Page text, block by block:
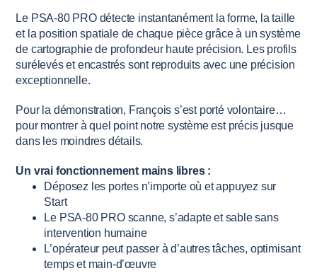
Le PSA-80 PRO détecte instantanément la forme, la taille
et la position spatiale de chaque pièce grâce à un système
de cartographie de profondeur haute précision. Les profils
surélevés et encastrés sont reproduits avec une précision
exceptionnelle.
Pour la démonstration, François s’est porté volontaire…
pour montrer à quel point notre système est précis jusque
dans les moindres détails.
Un vrai fonctionnement mains libres :
Déposez les portes n’importe où et appuyez sur
Start
Le PSA-80 PRO scanne, s’adapte et sable sans
intervention humaine
L’opérateur peut passer à d’autres tâches, optimisant
temps et main-d’œuvre